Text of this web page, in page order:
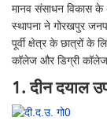
मानव संसाधन विकास के
स्थापना ने गोरखपुर
पूर्वी क्षेत्र के छात्रों के
कॉलेज और डिग्री
1. दीन दयाल